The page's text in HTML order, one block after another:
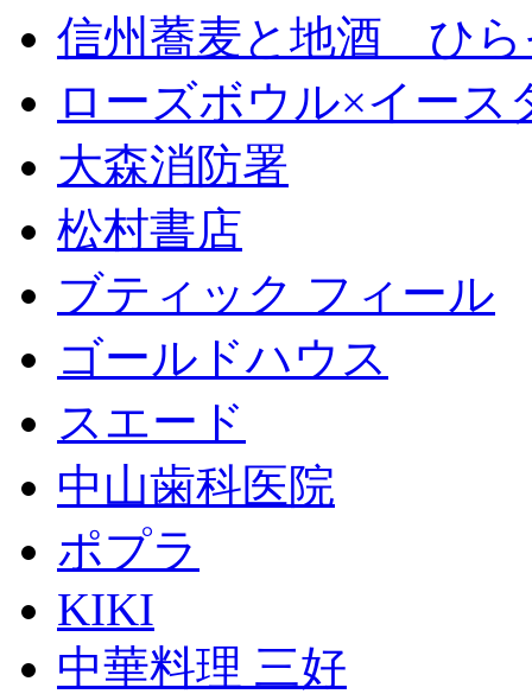
信州蕎麦と地酒 ひら
ローズボウル×イース
大森消防署
松村書店
ブティック フィール
ゴールドハウス
スエード
中山歯科医院
ポプラ
KIKI
中華料理 三好